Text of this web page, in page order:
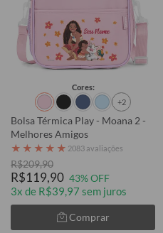
Cores:
+2
Bolsa Térmica Play - Moana 2 -
Melhores Amigos
★ ★ ★ ★ ★ 2083 avaliações
R$209,90
R$119,90 43% OFF
3x de R$39,97 sem juros
Comprar